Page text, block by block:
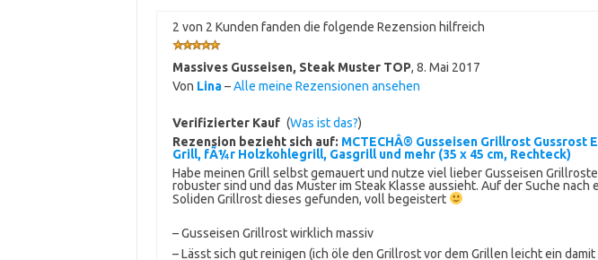
2 von 2 Kunden fanden die folgende Rezension hilfreich
Massives Gusseisen, Steak Muster TOP, 8. Mai 2017
Von Lina–Alle meine Rezensionen ansehen
Verifizierter Kauf (Was ist das?)
Rezension bezieht sich auf: MCTECHÂ® Gusseisen Grillrost
Grill, fÃ¼r Holzkohlegrill, Gasgrill und mehr (35 x 45 cm, Rechteck)
Habe meinen Grill selbst gemauert und nutze viel lieber Gusseisen
robuster sind und das Muster im Steak Klasse aussieht. Auf der Suche nach
Soliden Grillrost dieses gefunden, voll begeistert
– Gusseisen Grillrost wirklich massiv
– Lässt sich gut reinigen (ich öle den Grillrost vor dem Grillen leicht ein